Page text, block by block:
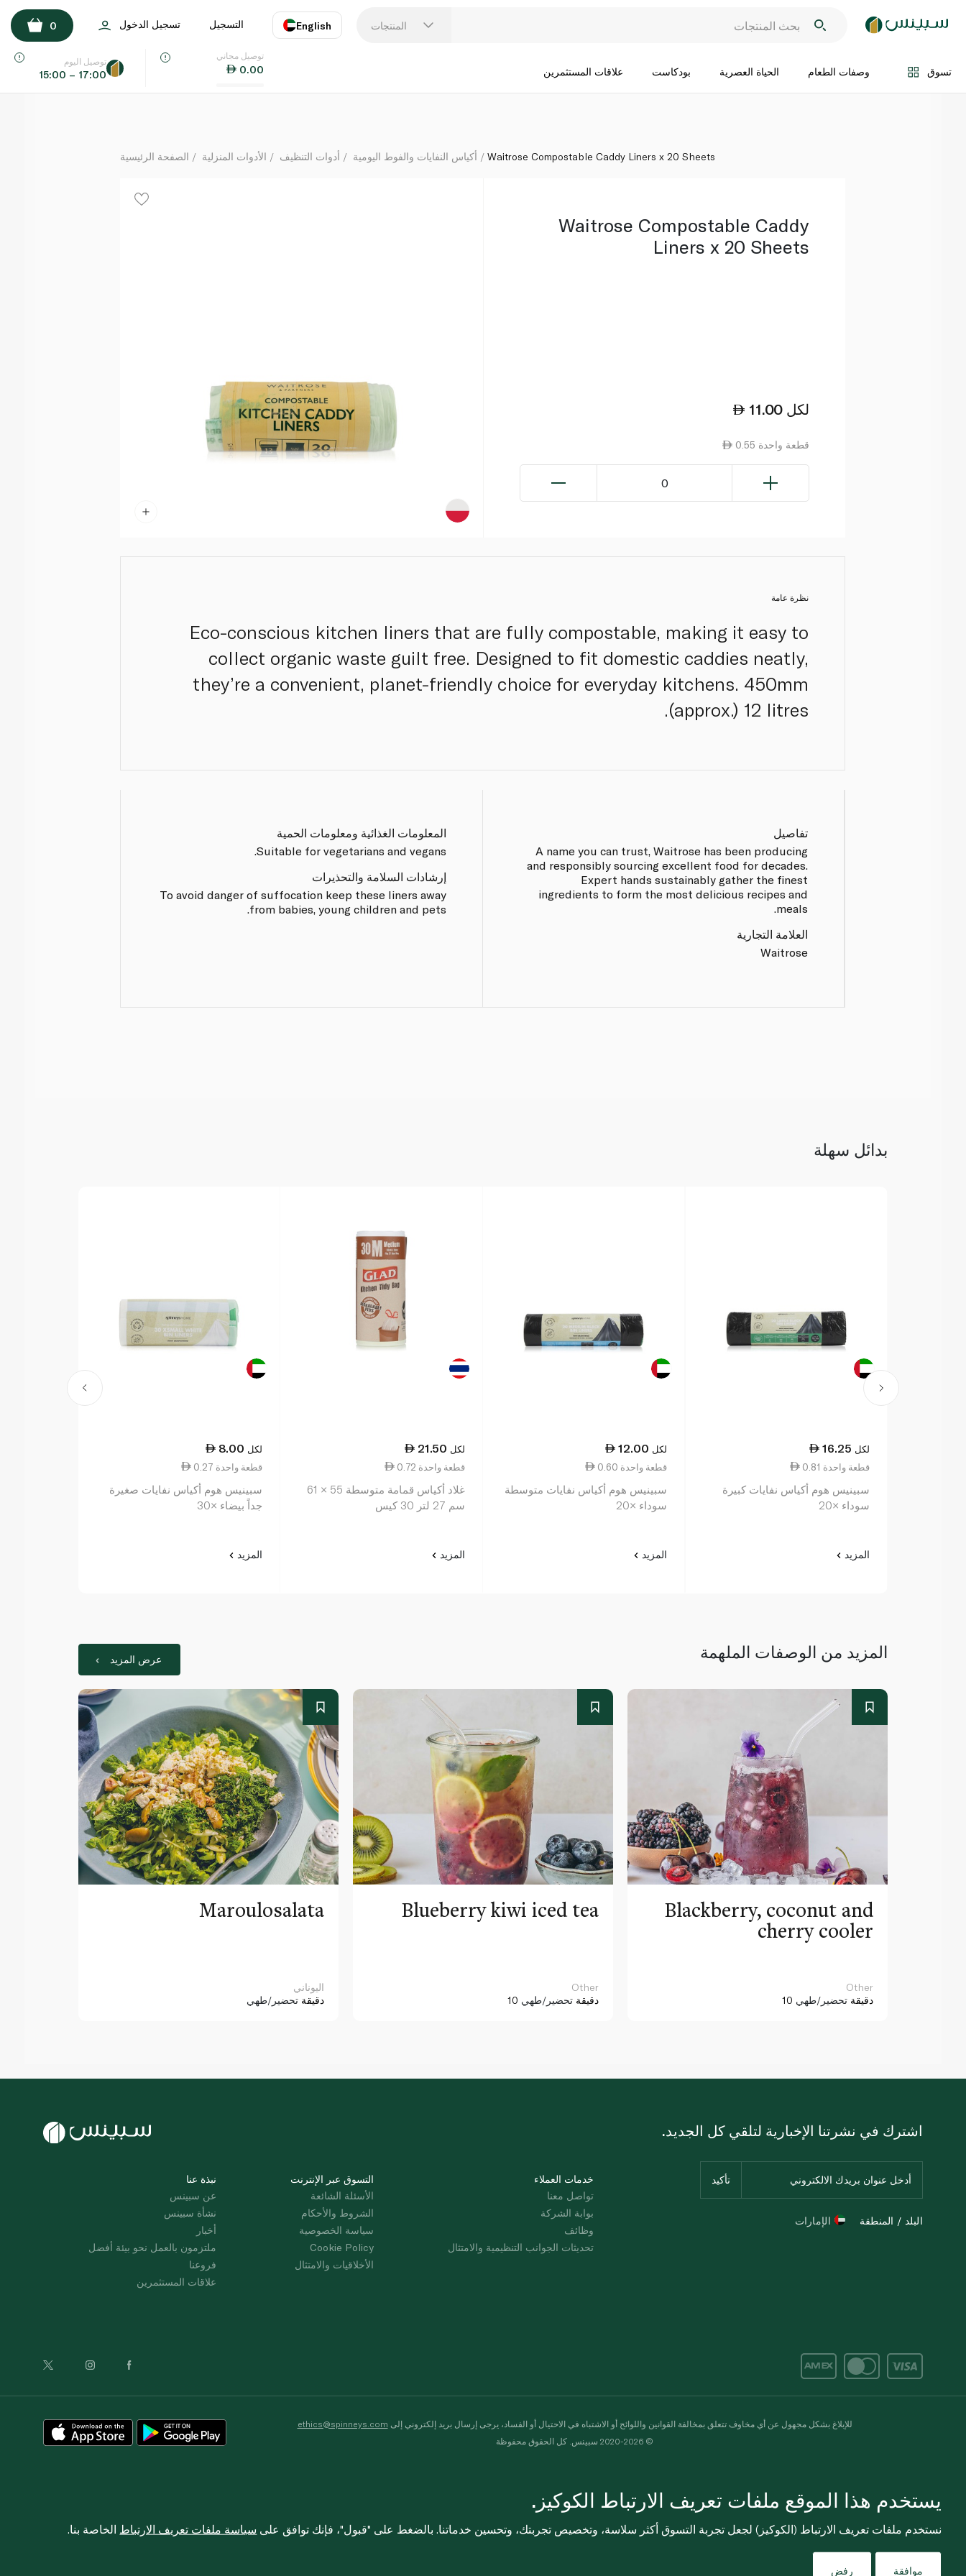
المنتجات English
اللغة
التسجيل تسجيل الدخول 0
تسوق وصفات الطعام الحياة العصرية بودكاست علاقات المستثمرين
توصيل مجاني
0.00
توصيل اليوم
15:00 – 17:00
Waitrose Compostable Caddy Liners x 20 Sheets
اضف الى السلة
الصفحة الرئيسية الأدوات المنزلية أدوات التنظيف أكياس النفايات والفوط اليومية Waitrose Compostable Caddy Liners x 20 Sheets
Waitrose Compostable Caddy
Liners x 20 Sheets
11.00 لكل
0.55 قطعة واحدة
0
نظرة عامة
Eco-conscious kitchen liners that are fully compostable, making it easy to
collect organic waste guilt free. Designed to fit domestic caddies neatly,
they’re a convenient, planet-friendly choice for everyday kitchens. 450mm
(approx.) 12 litres.
تفاصيل
A name you can trust, Waitrose has been producing
and responsibly sourcing excellent food for decades.
Expert hands sustainably gather the finest
ingredients to form the most delicious recipes and
meals.
العلامة التجارية
Waitrose
المعلومات الغذائية ومعلومات الحمية
Suitable for vegetarians and vegans.
إرشادات السلامة والتحذيرات
To avoid danger of suffocation keep these liners away
from babies, young children and pets.
بدائل سهلة
16.25 لكل
0.81 قطعة واحدة
سبينيس هوم أكياس نفايات كبيرة
سوداء ×20
المزيد
12.00 لكل
0.60 قطعة واحدة
سبينيس هوم أكياس نفايات متوسطة
سوداء ×20
المزيد
21.50 لكل
0.72 قطعة واحدة
غلاد أكياس قمامة متوسطة 55 × 61
سم 27 لتر 30 كيس
المزيد
8.00 لكل
0.27 قطعة واحدة
سبينيس هوم أكياس نفايات صغيرة
جداً بيضاء ×30
المزيد
المزيد من الوصفات الملهمة عرض المزيد
Maroulosalata
اليوناني
دقيقة تحضير/طهي
Blueberry kiwi iced tea
Other
10 دقيقة تحضير/طهي
Blackberry, coconut and
cherry cooler
Other
10 دقيقة تحضير/طهي
نبذة عنا
عن سبينس
نشأة سبينس
أخبار
ملتزمون بالعمل نحو بيئة أفضل
فروعنا
علاقات المستثمرين
التسوق عبر الإنترنت
الأسئلة الشائعة
الشروط والأحكام
سياسة الخصوصية
Cookie Policy
الأخلاقيات والامتثال
خدمات العملاء
تواصل معنا
بوابة الشركة
وظائف
تحديثات الجوانب التنظيمية والامتثال
اشترك في نشرتنا الإخبارية لتلقي كل الجديد.
البلد / المنطقة الإمارات
للإبلاغ بشكل مجهول عن أي مخاوف تتعلق بمخالفة القوانين واللوائح أو الاشتباه في الاحتيال أو الفساد، يرجى إرسال بريد إلكتروني إلى ethics@spinneys.com
© 2020-2026 سبينس. كل الحقوق محفوظة
يستخدم هذا الموقع ملفات تعريف الارتباط الكوكيز.
نستخدم ملفات تعريف الارتباط (الكوكيز) لجعل تجربة التسوق أكثر سلاسة، وتخصيص تجربتك، وتحسين خدماتنا. بالضغط على "قبول"، فإنك توافق على سياسة ملفات تعريف الارتباط الخاصة بنا.
موافقة رفض